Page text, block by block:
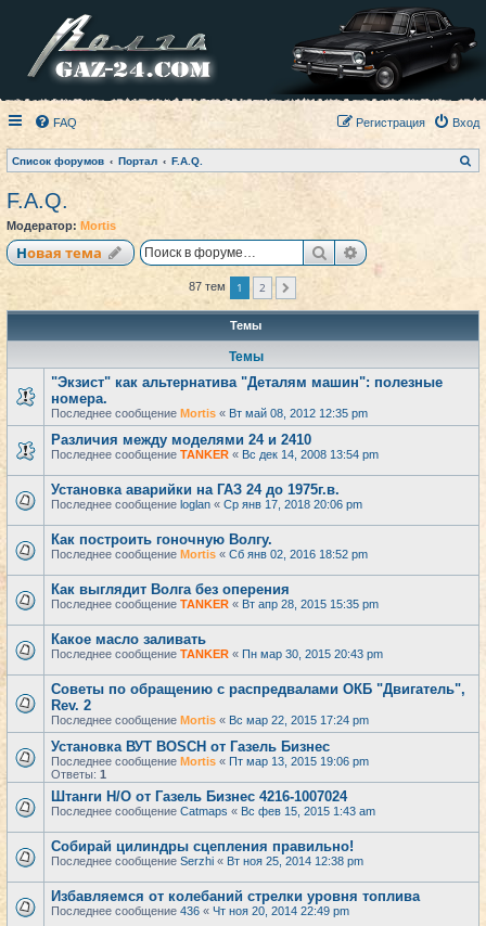
FAQ Вход
Регистрация
Список форумов Портал F.A.Q.
о
F.A.Q.
Модератор: Mortis
Новая тема ПоискРасширенный
87 тем 1 2
Темы
Темы
"Экзист" как альтернатива "Деталям машин": полезные
номера.
Последнее сообщение Mortis « Вт май 08, 2012 12:35 pm
Различия между моделями 24 и 2410
Последнее сообщение TANKER « Вс дек 14, 2008 13:54 pm
Установка аварийки на ГАЗ 24 до 1975г.в.
Последнее сообщение loglan « Ср янв 17, 2018 20:06 pm
Как построить гоночную Волгу.
Последнее сообщение Mortis « Сб янв 02, 2016 18:52 pm
Как выглядит Волга без оперения
Последнее сообщение TANKER « Вт апр 28, 2015 15:35 pm
Какое масло заливать
Последнее сообщение TANKER « Пн мар 30, 2015 20:43 pm
Советы по обращению с распредвалами ОКБ "Двигатель",
Rev. 2
Последнее сообщение Mortis « Вс мар 22, 2015 17:24 pm
Установка ВУТ BOSCH от Газель Бизнес
Последнее сообщение Mortis « Пт мар 13, 2015 19:06 pm
Ответы: 1
Штанги Н/О от Газель Бизнес 4216-1007024
Последнее сообщение Catmaps « Вс фев 15, 2015 1:43 am
Собирай цилиндры сцепления правильно!
Последнее сообщение Serzhi « Вт ноя 25, 2014 12:38 pm
Избавляемся от колебаний стрелки уровня топлива
Последнее сообщение 436 « Чт ноя 20, 2014 22:49 pm